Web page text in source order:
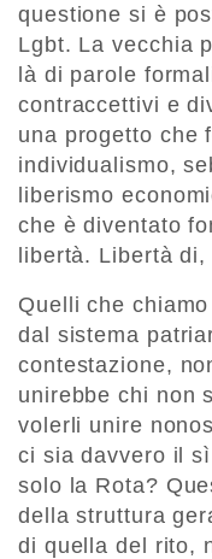
questione si è
Lgbt. La vecchia
là di parole
contraccettivi e
una progetto che
individualismo,
liberismo
che è diventato
libertà. Libertà
Quelli che
dal sistema
contestazione,
unirebbe chi non
volerli unire
ci sia davvero il
solo la Rota?
della struttura
di quella del rito,